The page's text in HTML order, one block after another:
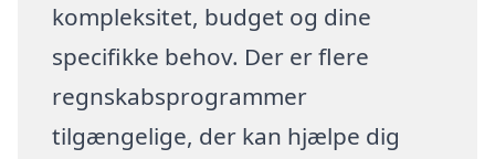
kompleksitet, budget og dine
specifikke behov. Der er flere
regnskabsprogrammer
tilgængelige, der kan hjælpe dig